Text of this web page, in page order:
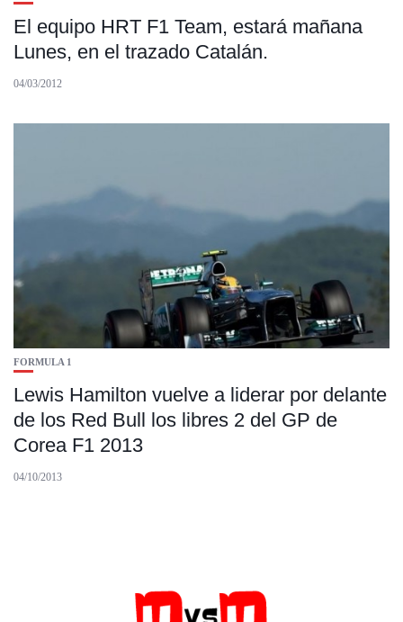
El equipo HRT F1 Team, estará mañana
Lunes, en el trazado Catalán.
04/03/2012
FORMULA 1
Lewis Hamilton vuelve a liderar por delante
de los Red Bull los libres 2 del GP de
Corea F1 2013
04/10/2013